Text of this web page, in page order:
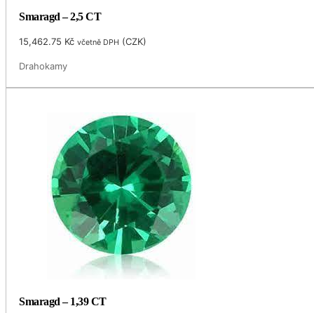
Smaragd – 2,5 CT
15,462.75 Kč včetně DPH (CZK)
Drahokamy
Smaragd – 1,39 CT